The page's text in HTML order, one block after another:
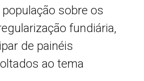
sobre os
fundiária,
de painéis
ao tema